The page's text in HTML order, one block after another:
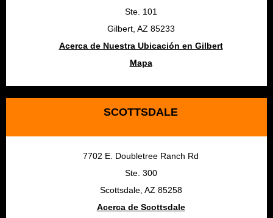
Ste. 101
Gilbert, AZ 85233
Acerca de Nuestra Ubicación en Gilbert
Mapa
SCOTTSDALE
7702 E. Doubletree Ranch Rd
Ste. 300
Scottsdale, AZ 85258
Acerca de Scottsdale